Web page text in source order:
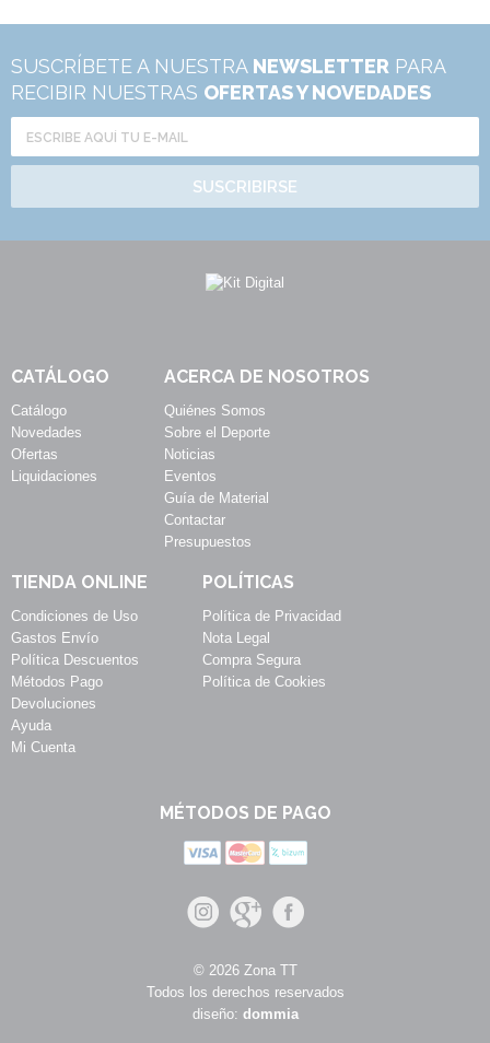
SUSCRÍBETE A NUESTRA NEWSLETTER PARA
RECIBIR NUESTRAS OFERTAS Y NOVEDADES
SUSCRIBIRSE
CATÁLOGO
Catálogo
Novedades
Ofertas
Liquidaciones
ACERCA DE NOSOTROS
Quiénes Somos
Sobre el Deporte
Noticias
Eventos
Guía de Material
Contactar
Presupuestos
TIENDA ONLINE
Condiciones de Uso
Gastos Envío
Política Descuentos
Métodos Pago
Devoluciones
Ayuda
Mi Cuenta
POLÍTICAS
Política de Privacidad
Nota Legal
Compra Segura
Política de Cookies
MÉTODOS DE PAGO
© 2026 Zona TT
Todos los derechos reservados
diseño: dommia